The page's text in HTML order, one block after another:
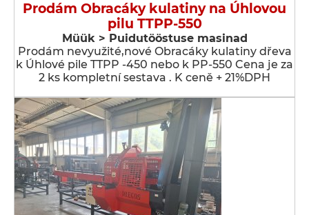
Prodám Obracáky kulatiny na Úhlovou
pilu TTPP-550
Müük > Puidutööstuse masinad
Prodám nevyužité,nové Obracáky kulatiny dřeva
k Úhlové pile TTPP -450 nebo k PP-550 Cena je za
2 ks kompletní sestava . K ceně + 21%DPH